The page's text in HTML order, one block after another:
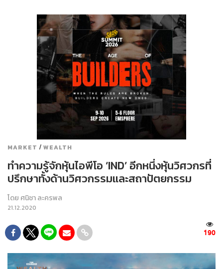
MARKET / WEALTH
ทำความรู้จักหุ้นไอพีโอ ‘IND’ อีกหนึ่งหุ้นวิศวกรที่
ปรึกษาทั้งด้านวิศวกรรมและสถาปัตยกรรม
โดย ศนิชา ละครพล
21.12.2020
190